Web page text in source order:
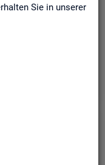
Sie in unserer